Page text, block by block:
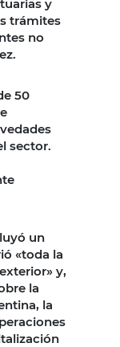
y
trámites
no
50
sector.
un
«toda la
y,
la
la